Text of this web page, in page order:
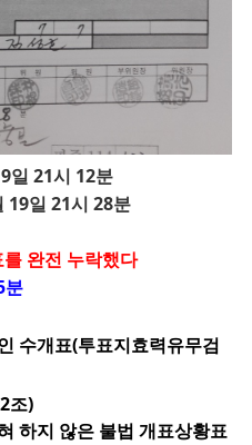
일 21시 12분
19일 21시 28분
완전 누락했다
분
수개표(투표지효력유무검
조)
하지 않은 불법 개표상황표